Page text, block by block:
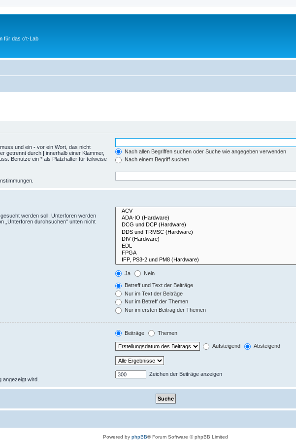
für das c't-Lab
und ein - vor ein Wort, das nicht
getrennt durch | innerhalb einer Klammer,
Benutze ein * als Platzhalter für teilweise
Nach allen Begriffen suchen oder Suche wie angegeben verwenden
Nach einem Begriff suchen
werden soll. Unterforen werden
„Unterforen durchsuchen“ unten nicht
Ja Nein
Betreff und Text der Beiträge
Nur im Text der Beiträge
Nur im Betreff der Themen
Nur im ersten Beitrag der Themen
Beiträge Themen
Aufsteigend Absteigend
angezeigt wird.
Zeichen der Beiträge anzeigen
Powered by phpBB® Forum Software © phpBB Limited